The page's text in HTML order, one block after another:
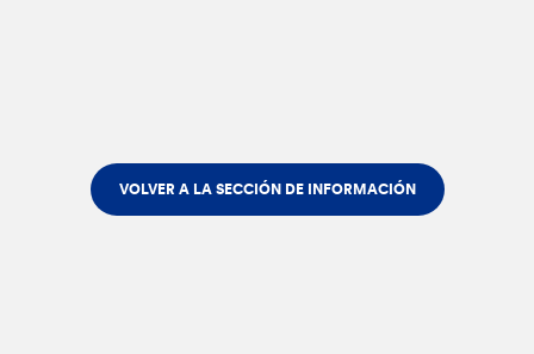
VOLVER A LA SECCIÓN DE INFORMACIÓN